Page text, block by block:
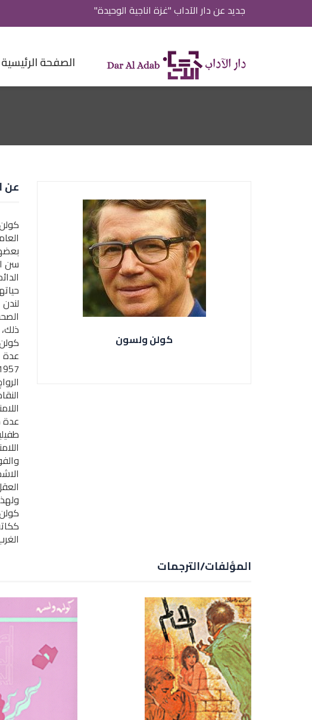
جديد عن دار الآداب "غزة اناجية الوحيدة"
الصفحة الرئيسية
كولن ولسون
عن
سن
عدة
المؤلفات/الترجمات